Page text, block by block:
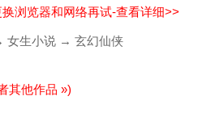
浏览器和网络再试-查看详细>>
女生小说 → 玄幻仙侠
其他作品 »)